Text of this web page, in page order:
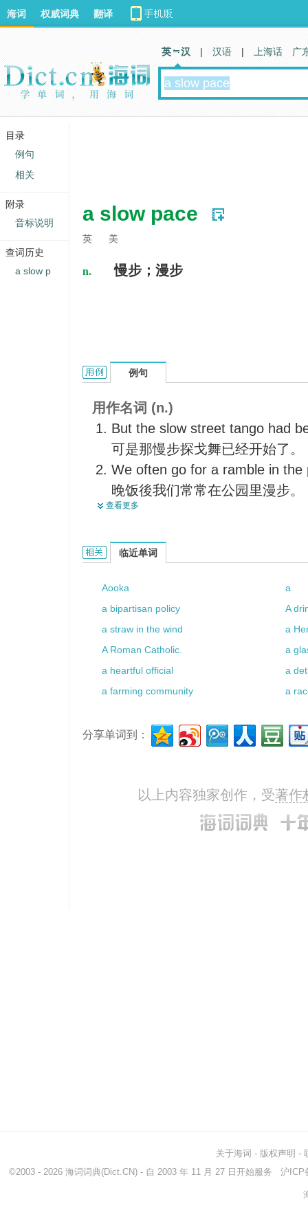
a slow pace
英 美
n. 慢步；漫步
a slow pace的用法和样例：
例句
用作名词 (n.)
But the slow street tango had
可是那慢步探戈舞已经开始了。
We often go for a ramble in the
晚饭後我们常常在公园里漫步。
A young couple ambled along
查看更多
a slow pace的相关资料：
临近单词
Aooka
a
a bipartisan policy
A
a straw in the wind
a
A Roman Catholic.
a
a heartful official
a
a farming community
a
分享单词到：
以上内容独家创作，受著作
海词 权威词典 翻译
英 汉 | 汉语 | 上海话 广
关于海词 - 版权声明 -
©2003 - 2026 海词词典(Dict.CN) - 自 2003 年 11 月 27 日开始服务 沪ICP
目录
例句
相关
附录
音标说明
查词历史
a slow p